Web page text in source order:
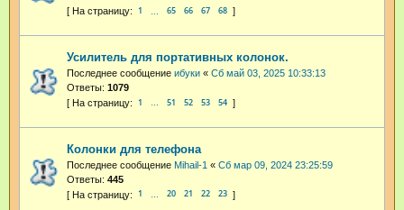
1 65 66 67 68
Усилитель для портативных колонок.
Последнее сообщение ибуки « Сб май 03, 2025 10:33:13
Ответы: 1079
1 … 51 52 53 54
Колонки для телефона
Последнее сообщение Mihail-1 « Сб мар 09, 2024 23:25:59
Ответы: 445
1 20 21 22 23